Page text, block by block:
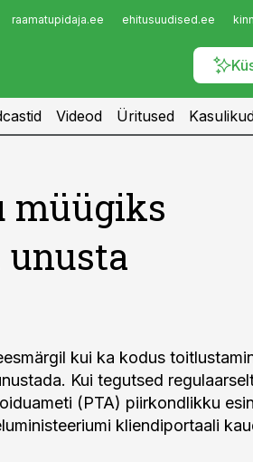
raamatupidaja.ee ehitusuudised.ee
Videod Üritused
müügiks
kui ka kodus
Kui tegutsed
(PTA) piirkondlikku
kliendiportaali